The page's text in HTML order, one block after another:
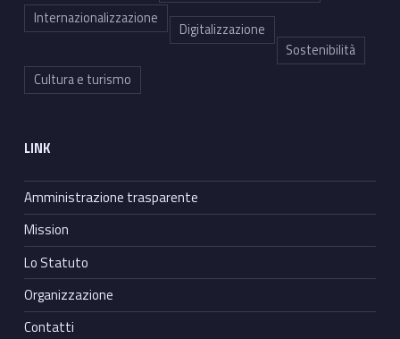
Internazionalizzazione
Digitalizzazione
Sostenibilità
Cultura e turismo
LINK
Amministrazione trasparente
Mission
Lo Statuto
Organizzazione
Contatti